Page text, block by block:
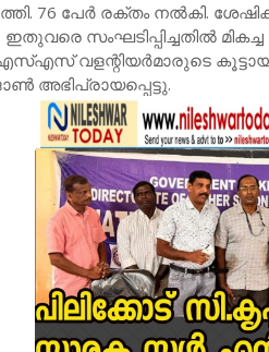
76 പേർ രക്തം നൽകി.
ഇതുവരെ സംഘടിപ്പിച്ചതിൽ
വളന്റിയർമാരുടെ